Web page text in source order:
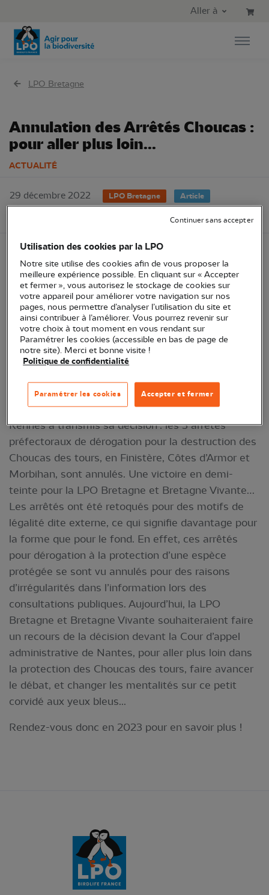
Aller au menu principal
Aller à
LPO Bretagne
Annulation des Arrêtés Choucas :
pour aller plus loin...
ACTUALITÉ
29 décembre 2022 LPO Bretagne
Article
Le 15 décembre 2022, le Tribunal Administratif de
Rennes a transmis sa décision : les 3 arrêtés
préfectoraux de dérogation pour la destruction des
Choucas des tours, en Finistère, Côtes d’Armor et
Morbihan, sont annulés. Une victoire en demi-
teinte pour la LPO Bretagne et Bretagne Vivante…
Les arrêtés ont été retoqués pour des motifs de
légalité dite externe, ce qui signifie davantage pour
la forme que pour le fond. En effet, ces arrêtés
pour dérogation à la protection d’une espèce
protégée se sont vu annulés pour des raisons
d’irrégularités dans l’information lors des
consultations publiques. Aujourd’hui, la LPO
Bretagne et Bretagne Vivante souhaiteraient faire
un recours de la décision devant la Cour d’appel
administrative de Nantes, pour aller plus loin dans
la protection des Choucas des tours, faire avancer
le débat, et changer les mentalités sur ce petit
corvidé aux yeux bleus...
Rendez-vous donc en 2023 pour en savoir plus !
Utilisation des cookies par la LPO
Notre site utilise des cookies afin de vous proposer la
meilleure expérience possible. En cliquant sur « Accepter
et fermer », vous autorisez le stockage de cookies sur
votre appareil pour améliorer votre navigation sur nos
pages, nous permettre d’analyser l’utilisation du site et
ainsi contribuer à l’améliorer. Vous pourrez revenir sur
votre choix à tout moment en vous rendant sur
Paramétrer les cookies (accessible en bas de page de
notre site). Merci et bonne visite !
Politique de confidentialité
Accepter et fermer
Paramétrer les cookies
Continuer sans accepter